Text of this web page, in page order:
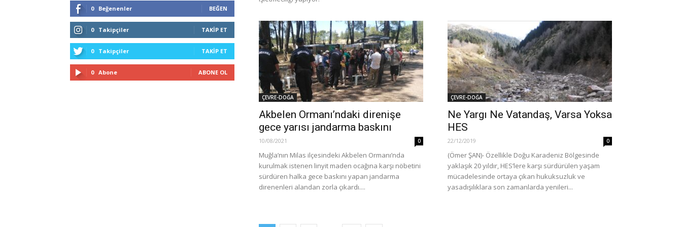
ÇEVRE-DOĞA
Akbelen Ormanı’ndaki direnişe
gece yarısı jandarma baskını
10/08/2021 0
Muğla’nın Milas ilçesindeki Akbelen Ormanı’nda
kurulmak istenen linyit maden ocağına karşı nöbetini
sürdüren halka gece baskını yapan jandarma
direnenleri alandan zorla çıkardı....
ÇEVRE-DOĞA
Ne Yargı Ne Vatandaş, Varsa Yoksa
HES
22/12/2019 0
(Ömer ŞAN)- Özellikle Doğu Karadeniz Bölgesinde
yaklaşık 20 yıldır, HES’lere karşı sürdürülen yaşam
mücadelesinde ortaya çıkan hukuksuzluk ve
yasadışılıklara son zamanlarda yenileri...
0 Beğenenler BEĞEN
0 Takipçiler TAKIP ET
0 Takipçiler TAKIP ET
0 Abone ABONE OL